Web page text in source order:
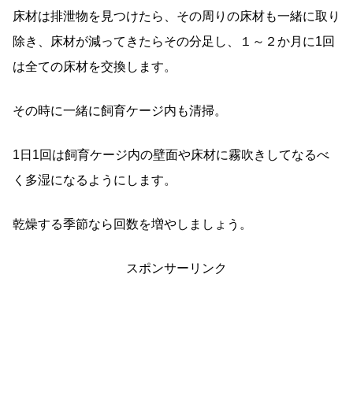
床材は排泄物を見つけたら、その周りの床材も一緒に取り
除き、床材が減ってきたらその分足し、１～２か月に1回
は全ての床材を交換します。
その時に一緒に飼育ケージ内も清掃。
1日1回は飼育ケージ内の壁面や床材に霧吹きしてなるべ
く多湿になるようにします。
乾燥する季節なら回数を増やしましょう。
スポンサーリンク